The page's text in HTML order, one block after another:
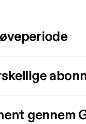
gennem